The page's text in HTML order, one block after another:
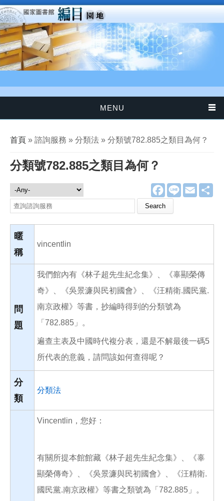
移至主內容
MENU
您在這裡
首頁 » 諮詢服務 » 分類法 » 分類號782.885之類目為何？
分類號782.885之類目為何？
F
a
e
o
L
E
m
諮詢服務
Search this site
暱
稱
vincentlin
問
題
我們館內有《林子超先生紀念集》、《辜顯榮傳
奇》、《吳景濂與民初國會》、《汪精衛.國民黨.
南京政權》等書，抄編時得到的分類號為
「782.885」。
遍查主表及中國時代複分表，還是不解最後一碼5
所代表的意義，請問該如何查得呢？
分
類
分類法
Vincentlin，您好：
有關所提本館館藏《林子超先生紀念集》、《辜
顯榮傳奇》、《吳景濂與民初國會》、《汪精衛.
國民黨.南京政權》等書之類號為「782.885」。